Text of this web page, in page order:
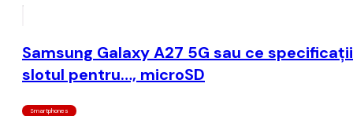
Samsung Galaxy A27 5G sau ce
slotul pentru…, microSD
Smartphones